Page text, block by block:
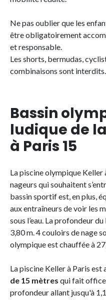
Ne pas oublier que les
être obligatoirement
et responsable.
Les shorts, bermudas,
combinaisons sont interdits.
Bassin
ludique de
à Paris 15
La piscine olympique Keller
nageurs qui souhaitent
bassin sportif est, en plus,
aux entraîneurs de voir les
sous l’eau. La profondeur
3,80 m. 4 couloirs de nage
olympique est chauffée à
La piscine Keller à Paris est
de 15 mètres qui fait office
profondeur allant jusqu'à